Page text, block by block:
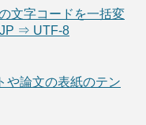
文字コードを一括変
⇒ UTF-8
や論文の表紙のテン